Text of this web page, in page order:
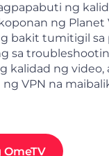
ng
ng Planet
bakit tumitigil sa
sa
kalidad ng video,
VPN na